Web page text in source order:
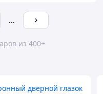
...
из 400+
дверной глазок